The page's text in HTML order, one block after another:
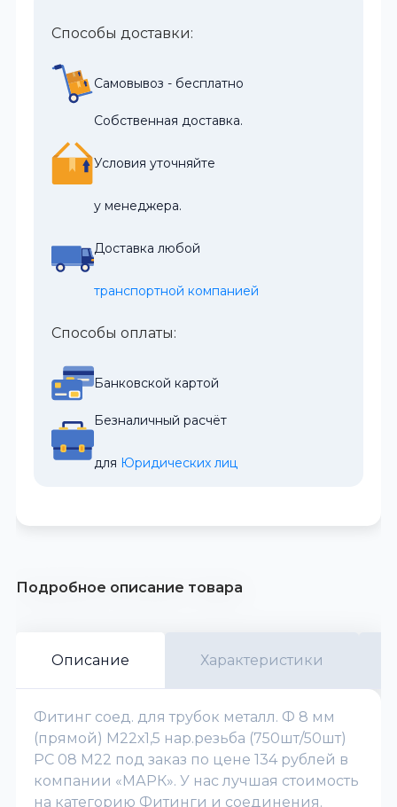
Способы доставки:
Самовывоз - бесплатно
Собственная доставка.
Условия уточняйте
у менеджера.
Доставка любой
транспортной компанией
Способы оплаты:
Банковской картой
Безналичный расчёт
для Юридических лиц
Подробное описание товара
Описание Характеристики
Фитинг соед. для трубок металл. Ф 8 мм
(прямой) М22х1,5 нар.резьба (750шт/50шт)
PC 08 M22 под заказ по цене 134 рублей в
компании «МАРК». У нас лучшая стоимость
на категорию Фитинги и соединения.